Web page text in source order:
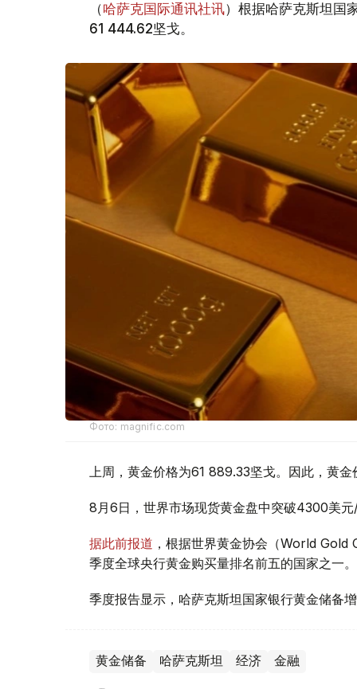
（哈萨克国际通讯社讯）根据哈萨克斯坦国
61 444.62坚戈。
Фото: magnific.com
上周，黄金价格为61 889.33坚戈。因此，黄
8月6日，世界市场现货黄金盘中突破4300美元
据此前报道 ，根据世界黄金协会（World
季度全球央行黄金购买量排名前五的国家之一。
季度报告显示，哈萨克斯坦国家银行黄金储备增
黄金储备 哈萨克斯坦 经济 金融